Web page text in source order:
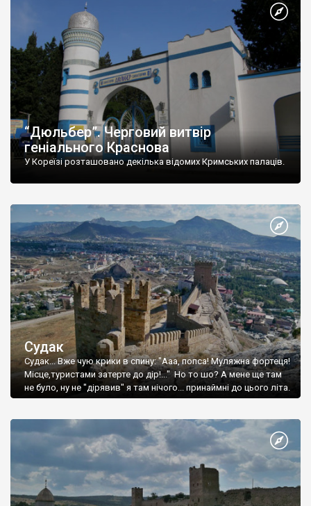
“Дюльбер”. Черговий витвір
геніального Краснова
У Кореїзі розташовано декілька відомих Кримських палаців.
Судак
Судак... Вже чую крики в спину: "Ааа, попса! Муляжна фортеця!
Місце,туристами затерте до дір!..." Но то шо? А мене ще там
не було, ну не "дірявив" я там нічого... принаймні до цього літа.